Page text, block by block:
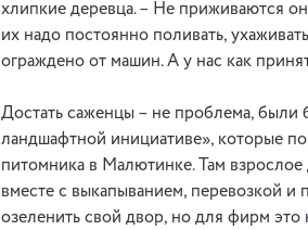
хлипкие деревца. – Не приживаются
их надо постоянно поливать,
ограждено от машин. А у нас как
Достать саженцы – не проблема, были
ландшафтной инициативе», которые
питомника в Малютинке. Там
вместе с выкапыванием, перевозкой и
озеленить свой двор, но для фирм это